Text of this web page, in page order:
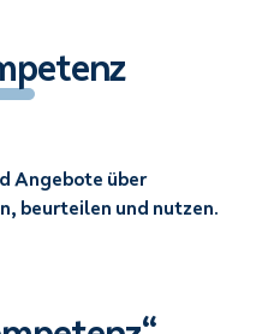
Angebote über
beurteilen und nutzen.